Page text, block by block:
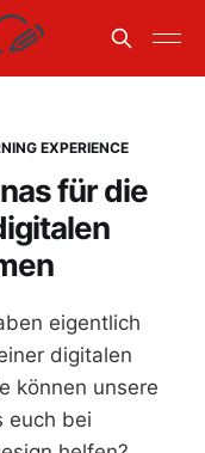
EXPERIENCE
für die
eigentlich
digitalen
können unsere
euch bei